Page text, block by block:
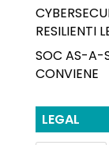
RESILIENTI
SOC AS-A-
CONVIENE
LEGAL